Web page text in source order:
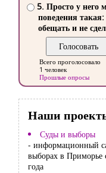
5. Просто у него
поведения такая:
обещать и не
Всего проголосовало
1 человек
Прошлые опросы
Наши
Суды и выборы
- информационный
выборах в Приморье
года